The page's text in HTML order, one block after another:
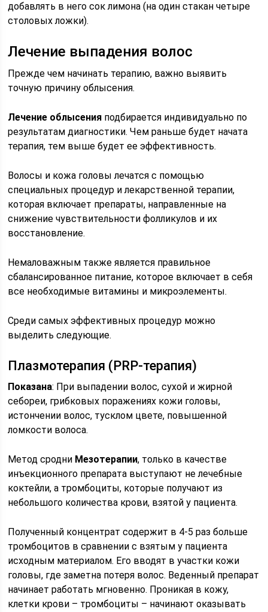
добавлять в него сок лимона (на один стакан четыре
столовых ложки).
Лечение выпадения волос
Прежде чем начинать терапию, важно выявить
точную причину облысения.
Лечение облысения подбирается индивидуально по
результатам диагностики. Чем раньше будет начата
терапия, тем выше будет ее эффективность.
Волосы и кожа головы лечатся с помощью
специальных процедур и лекарственной терапии,
которая включает препараты, направленные на
снижение чувствительности фолликулов и их
восстановление.
Немаловажным также является правильное
сбалансированное питание, которое включает в себя
все необходимые витамины и микроэлементы.
Среди самых эффективных процедур можно
выделить следующие.
Плазмотерапия (PRP-терапия)
Показана: При выпадении волос, сухой и жирной
себореи, грибковых поражениях кожи головы,
истончении волос, тусклом цвете, повышенной
ломкости волоса.
Метод сродни Мезотерапии, только в качестве
инъекционного препарата выступают не лечебные
коктейли, а тромбоциты, которые получают из
небольшого количества крови, взятой у пациента.
Полученный концентрат содержит в 4-5 раз больше
тромбоцитов в сравнении с взятым у пациента
исходным материалом. Его вводят в участки кожи
головы, где заметна потеря волос. Веденный препарат
начинает работать мгновенно. Проникая в кожу,
клетки крови – тромбоциты – начинают оказывать